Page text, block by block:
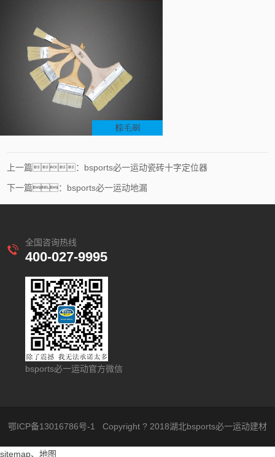
上一篇：bsports必一运动瓷砖十字定位器
下一篇：bsports必一运动地漏
全国咨询热线
400-027-9995
bsports必一运动官方微信
鄂ICP备13016786号-1 Copyright ? 2018湖北bsports必一运动建材
sitemap、 地图